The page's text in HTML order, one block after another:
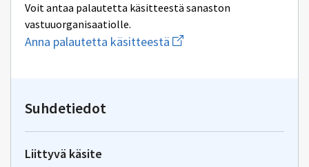
Voit antaa palautetta käsitteestä sanaston
vastuuorganisaatiolle.
Anna palautetta käsitteestä Aloita
uuden
Suhdetiedot
Liittyvä käsite